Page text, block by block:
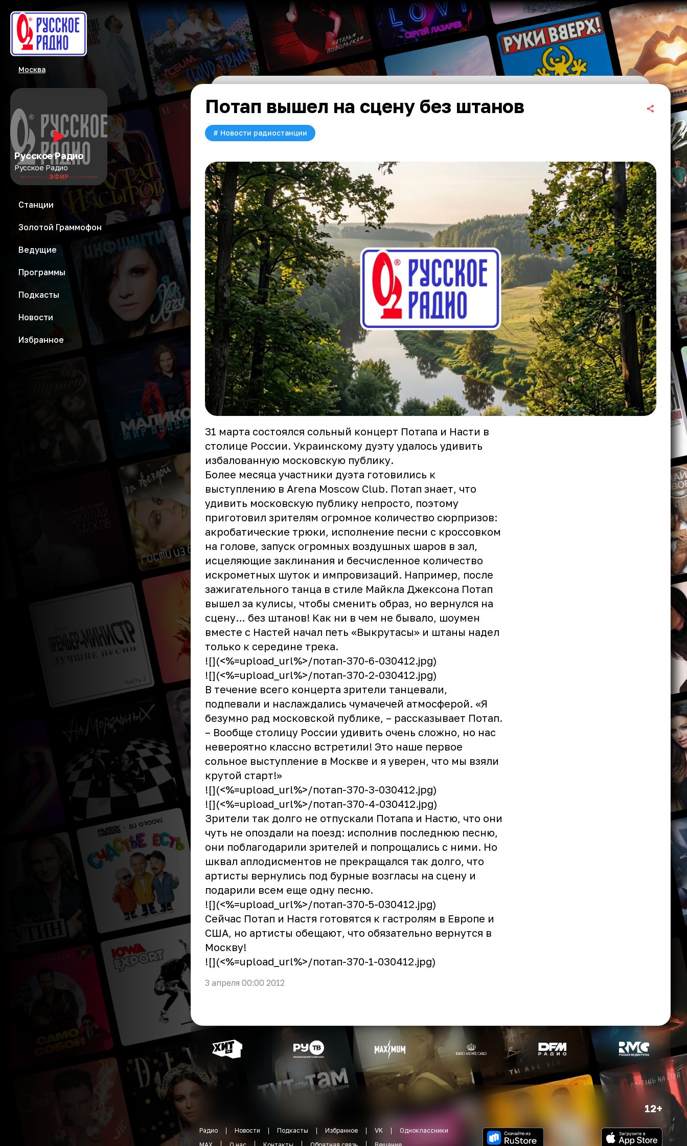
Москва
Русское Радио
Русское Радио
ЭФИР
Станции
Золотой Граммофон
Ведущие
Программы
Подкасты
Новости
Избранное
Потап вышел на сцену без штанов
# Новости радиостанции
31 марта состоялся сольный концерт Потапа и Насти в
столице России. Украинскому дуэту удалось удивить
избалованную московскую публику.
Более месяца участники дуэта готовились к
выступлению в Arena Moscow Club. Потап знает, что
удивить московскую публику непросто, поэтому
приготовил зрителям огромное количество сюрпризов:
акробатические трюки, исполнение песни с кроссовком
на голове, запуск огромных воздушных шаров в зал,
исцеляющие заклинания и бесчисленное количество
искрометных шуток и импровизаций. Например, после
зажигательного танца в стиле Майкла Джексона Потап
вышел за кулисы, чтобы сменить образ, но вернулся на
сцену… без штанов! Как ни в чем не бывало, шоумен
вместе с Настей начал петь «Выкрутасы» и штаны надел
только к середине трека.
![](<%=upload_url%>/потап-370-6-030412.jpg)
![](<%=upload_url%>/потап-370-2-030412.jpg)
В течение всего концерта зрители танцевали,
подпевали и наслаждались чумачечей атмосферой. «Я
безумно рад московской публике, – рассказывает Потап.
– Вообще столицу России удивить очень сложно, но нас
невероятно классно встретили! Это наше первое
сольное выступление в Москве и я уверен, что мы взяли
крутой старт!»
![](<%=upload_url%>/потап-370-3-030412.jpg)
![](<%=upload_url%>/потап-370-4-030412.jpg)
Зрители так долго не отпускали Потапа и Настю, что они
чуть не опоздали на поезд: исполнив последнюю песню,
они поблагодарили зрителей и попрощались с ними. Но
шквал аплодисментов не прекращался так долго, что
артисты вернулись под бурные возгласы на сцену и
подарили всем еще одну песню.
![](<%=upload_url%>/потап-370-5-030412.jpg)
Сейчас Потап и Настя готовятся к гастролям в Европе и
США, но артисты обещают, что обязательно вернутся в
Москву!
![](<%=upload_url%>/потап-370-1-030412.jpg)
3 апреля 00:00 2012
12+
Радио Новости Подкасты Избранное VK
Одноклассники